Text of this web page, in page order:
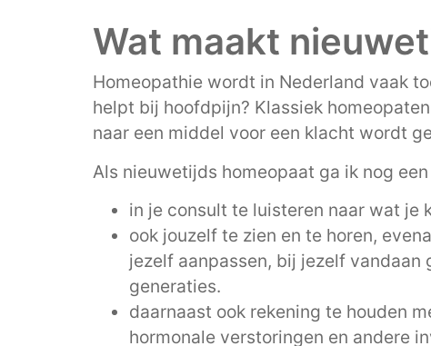
Wat maakt
Homeopathie wordt in Nederland vaak
helpt bij hoofdpijn? Klassiek
naar een middel voor een klacht wordt
Als nieuwetijds homeopaat ga ik nog
in je consult te luisteren naar wat je
ook jouzelf te zien en te horen,
jezelf aanpassen, bij jezelf
generaties.
daarnaast ook rekening te houden
hormonale verstoringen en andere